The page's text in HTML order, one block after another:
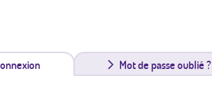
Mot de passe oublié ?